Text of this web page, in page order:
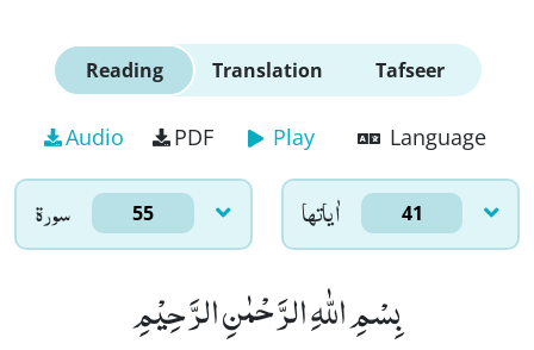
Reading Translation Tafseer
Audio PDF Play Language
سورۃ 55 اٰياتها 41
بِسْمِ اللّٰهِ الرَّحْمٰنِ الرَّحِیْمِ